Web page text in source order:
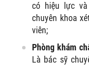
có hiệu lực
chuyên khoa
viên;
Phòng khám
Là bác sỹ